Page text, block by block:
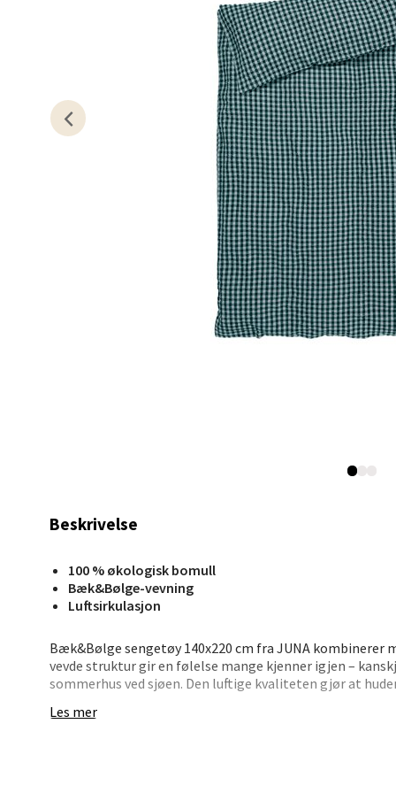
Beskrivelse
100 % økologisk bomull
Bæk&Bølge-vevning
Luftsirkulasjon
Bæk&Bølge sengetøy 140x220 cm fra JUNA kombinerer
vevde struktur gir en følelse mange kjenner igjen –
sommerhus ved sjøen. Den luftige kvaliteten gjør at
Les mer
Åpent
0 i
Åpent
0 i
Åpent
Fridtjof
Åpent
0 i